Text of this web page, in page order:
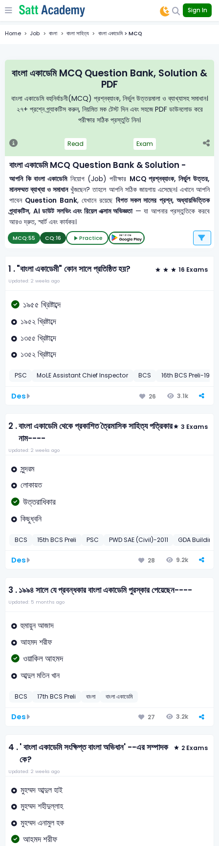
Sign In
Home Job বাংলা বাংলা সাহিত্য বাংলা একাডেমি > MCQ
বাংলা একাডেমি MCQ Question Bank, Solution &
PDF
বাংলা একাডেমি বহুনির্বাচনী(MCQ) প্রশ্নব্যাংক, নির্ভুল উত্তরমালা ও ব্যাখ্যাসহ সমাধান।
২৭+ প্রশ্নে প্র্যাকটিস করুন, নিয়মিত মক টেস্ট দিন এবং সহজে PDF ডাউনলোড করে
পরীক্ষার সঠিক প্রস্তুতি নিন।
Read Exam
বাংলা একাডেমি MCQ Question Bank & Solution -
আপনি কি বাংলা একাডেমিনিয়োগ (Job) পরীক্ষার MCQ প্রশ্নব্যাংক, নির্ভুল উত্তর,
মানসম্মত ব্যাখ্যা ও সমাধানখুঁজছেন? তাহলে আপনি সঠিক জায়গায় এসেছেন। এখানে আপনি
পাবেন Question Bank, যেখানে রয়েছে বিগত সকল সালের প্রশ্ন, অধ্যায়ভিত্তিক
প্র্যাকটিস, AI ডাউট সলভিং এবং রিয়েল এক্সাম অভিজ্ঞতা— যা আপনার প্রস্তুতিকে করবে
আরও দ্রুত, স্মার্ট এবং কার্যকর।
MCQ:55 CQ:16 Practice
1 ."বাংলা একাডেমী" কোন সালে প্রতিষ্ঠিত হয়? 16 Exams
Updated: 2 weeks ago
১৯৫৫ খ্রিষ্টাব্দে
১৯৫২ খ্রিষ্টাব্দে
১৩৫৫ খ্রিষ্টাব্দে
১৩৫২ খ্রিষ্টাব্দে
PSC MoLE Assistant Chief Inspector BCS 16th BCS Preli-1994
Des 26 3.1k
2 .বাংলা একাডেমি থেকে প্রকাশিত ত্রৈমাসিক সাহিত্য পত্রিকার
নাম----
3 Exams
Updated: 2 weeks ago
সুন্দরম
লোকায়ত
উত্তরাধিকার
কিছুধ্বনি
BCS 15th BCS Preli PSC PWD SAE (Civil)-2011 GDA
Des 28 9.2k
3 .১৯৯৪ সালে যে প্রবন্ধকার বাংলা একাডেমি পুরস্কার পেয়েছেন----
Updated: 5 months ago
হুমায়ুন আজাদ
আহমদ শরীফ
ওয়াকিল আহমদ
আব্দুল মতিন খান
BCS 17th BCS Preli বাংলা বাংলা একাডেমি
Des 27 3.2k
4 .' বাংলা একাডেমি সংক্ষিপ্ত বাংলা অভিধান' --এর সম্পাদক
কে?
2 Exams
Updated: 2 weeks ago
মুহম্মদ আব্দুল হাই
মুহম্মদ শহীদুল্লাহ
মুহম্মদ এনামুল হক
আহমদ শরীফ